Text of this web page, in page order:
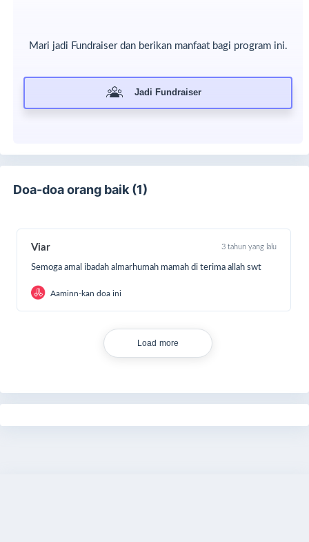
merasa butuh kepada Allah, kuatnya keyakinan,
memberi ganti yang lebih baik kepadanya.
Mari jadi Fundraiser dan berikan manfaat bagi program ini.
Jadi Fundraiser
Doa-doa orang baik (1)
Viar 3 tahun yang lalu
Semoga amal ibadah almarhumah mamah di terima allah swt
Aaminn-kan doa ini
Load more